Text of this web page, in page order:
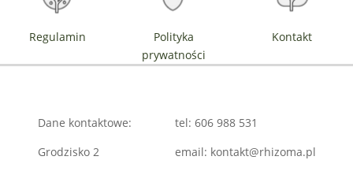
Regulamin
Polityka
prywatności
Kontakt
Dane kontaktowe:
Grodzisko 2
tel: 606 988 531
email: kontakt@rhizoma.pl